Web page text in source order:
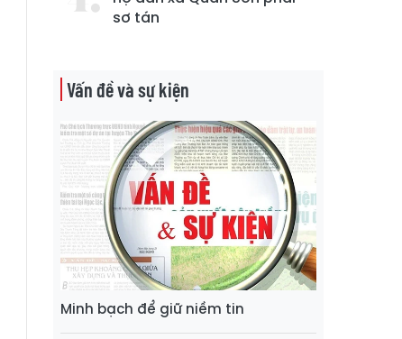
sơ tán
Vấn đề và sự kiện
Minh bạch để giữ niềm tin